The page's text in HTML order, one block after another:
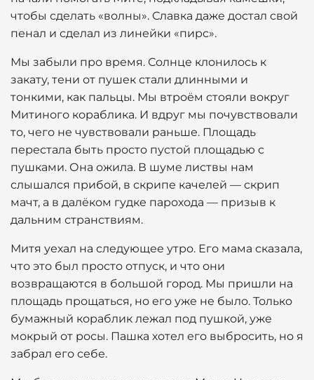
чтобы сделать «волны». Славка даже достал свой
пенал и сделал из линейки «пирс».
Мы забыли про время. Солнце клонилось к
закату, тени от пушек стали длинными и
тонкими, как пальцы. Мы втроём стояли вокруг
Митиного кораблика. И вдруг мы почувствовали
то, чего не чувствовали раньше. Площадь
перестала быть просто пустой площадью с
пушками. Она ожила. В шуме листвы нам
слышался прибой, в скрипе качелей — скрип
мачт, а в далёком гудке парохода — призыв к
дальним странствиям.
Митя уехал на следующее утро. Его мама сказала,
что это был просто отпуск, и что они
возвращаются в большой город. Мы пришли на
площадь прощаться, но его уже не было. Только
бумажный кораблик лежал под пушкой, уже
мокрый от росы. Пашка хотел его выбросить, но я
забрал его себе.